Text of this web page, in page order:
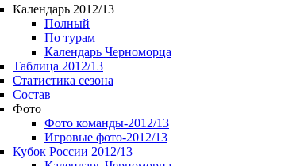
Календарь 2012/13
Полный
По турам
Календарь Черноморца
Таблица 2012/13
Статистика сезона
Состав
Фото
Фото команды-2012/13
Игровые фото-2012/13
Кубок России 2012/13